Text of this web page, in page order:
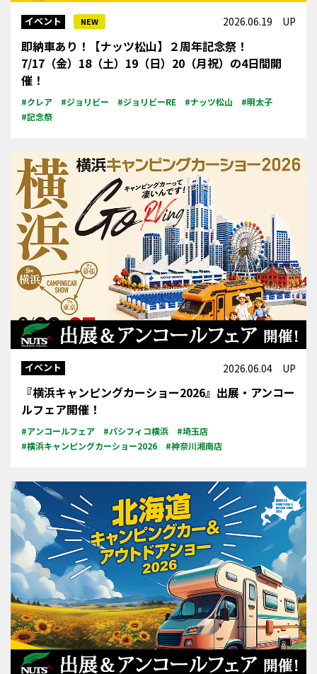
イベント NEW 2026.06.19 UP
即納車あり！【ナッツ松山】２周年記念祭！
7/17（金）18（土）19（日）20（月祝）の4日間開
催！
#クレア #ジョリビー #ジョリビーRE #ナッツ松山
#明太子
#記念祭
イベント 2026.06.04 UP
『横浜キャンピングカーショー2026』出展・アンコー
ルフェア開催！
#アンコールフェア #パシフィコ横浜
#埼玉店
#横浜キャンピングカーショー2026
#神奈川湘南店